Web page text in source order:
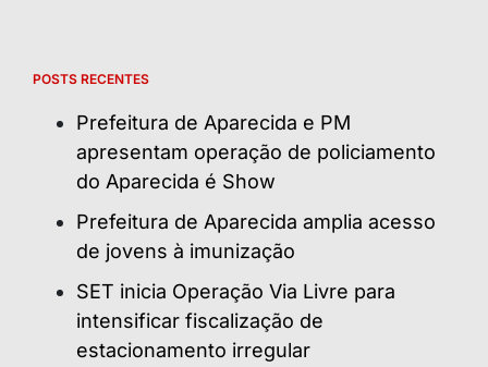
POSTS RECENTES
Prefeitura de Aparecida e PM
apresentam operação de policiamento
do Aparecida é Show
Prefeitura de Aparecida amplia acesso
de jovens à imunização
SET inicia Operação Via Livre para
intensificar fiscalização de
estacionamento irregular